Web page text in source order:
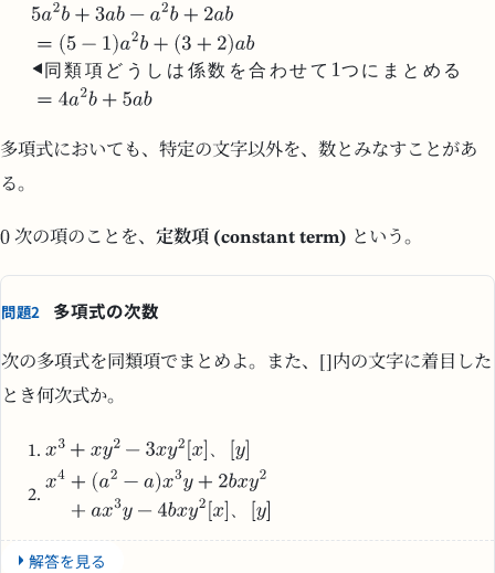
同類項 ど う し は 係数 を合 わせ て つ に ま と め る
多項式においても、特定の文字以外を、数とみなすことがあ
る。
次の項のことを、定数項 (constant term) という。
問題2 多項式の次数
次の多項式を同類項でまとめよ。また、[]内の文字に着目した
とき何次式か。
、
、
解答を見る